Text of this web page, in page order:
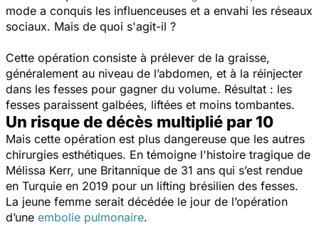
mode a conquis les influenceuses et a envahi les réseaux
sociaux. Mais de quoi s'agit-il ?
Cette opération consiste à prélever de la graisse,
généralement au niveau de l’abdomen, et à la réinjecter
dans les fesses pour gagner du volume. Résultat : les
fesses paraissent galbées, liftées et moins tombantes.
Un risque de décès multiplié par 10
Mais cette opération est plus dangereuse que les autres
chirurgies esthétiques. En témoigne l'histoire tragique de
Mélissa Kerr, une Britannique de 31 ans qui s’est rendue
en Turquie en 2019 pour un lifting brésilien des fesses.
La jeune femme serait décédée le jour de l’opération
d’une embolie pulmonaire.